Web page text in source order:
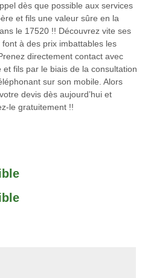
dès que possible aux services
et fils une valeur sûre en la
le 17520 !! Découvrez vite ses
à des prix imbattables les
directement contact avec
et fils par le biais de la consultation
sur son mobile. Alors
devis dès aujourd’hui et
le gratuitement !!